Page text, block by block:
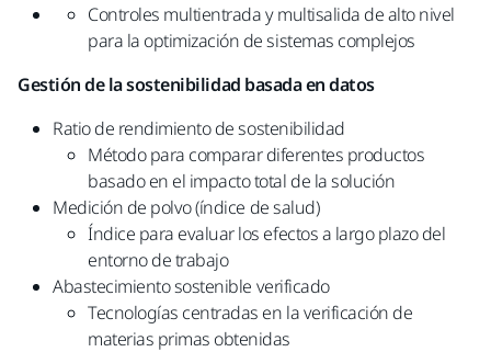
Controles multientrada y multisalida de alto nivel
para la optimización de sistemas complejos
Gestión de la sostenibilidad basada en datos
Ratio de rendimiento de sostenibilidad​
Método para comparar diferentes productos
basado en el impacto total de la solución​
Medición de polvo (índice de salud)​
Índice para evaluar los efectos a largo plazo del
entorno de trabajo​
Abastecimiento sostenible verificado​
Tecnologías centradas en la verificación de
materias primas obtenidas​